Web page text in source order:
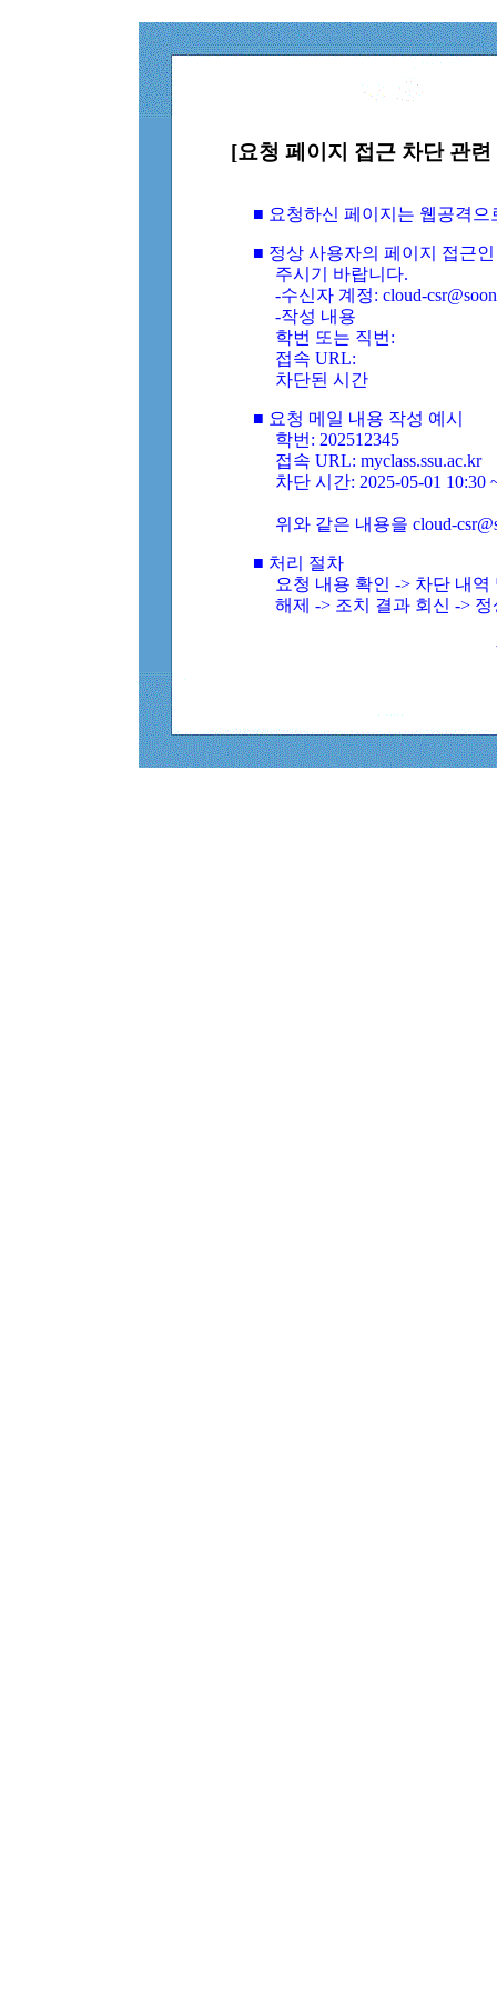
[요청 페이지 접근 차단 관
■ 요청하신 페이지는 웹공격
■ 정상 사용자의 페이지 접근
주시기 바랍니다.
-수신자 계정: cloud-
-작성 내용
학번 또는 직번:
접속 URL:
차단된 시간
■ 요청 메일 내용 작성 예시
학번: 202512345
접속 URL: myclass.ssu.ac.kr
차단 시간: 2025-05-01 10:30
위와 같은 내용을 cloud-
■ 처리 절차
요청 내용 확인 -> 차단 내
해제 -> 조치 결과 회신 ->